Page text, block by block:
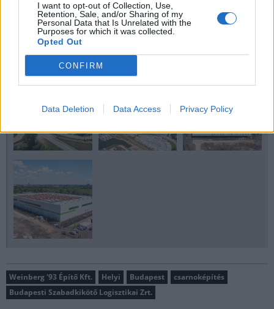
I want to opt-out of Collection, Use,
Retention, Sale, and/or Sharing of my
Personal Data that Is Unrelated with the
Purposes for which it was collected.
Opted Out
CONFIRM
Data Deletion Data Access Privacy Policy
Weinberg '93 Építő Kft. Helyi Budapest
csarnoképítés
Budapesti Szabadkikötő Logisztikai Zrt.